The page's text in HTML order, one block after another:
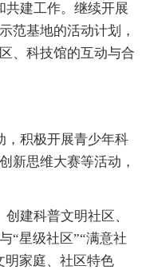
共建工作。继续开展
范基地的活动计划，
、科技馆的互动与合
，积极开展青少年科
新思维大赛等活动，
建科普文明社区、
“星级社区”“满意社
明家庭、社区特色